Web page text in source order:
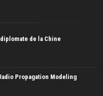
de la Chine
Propagation Modeling